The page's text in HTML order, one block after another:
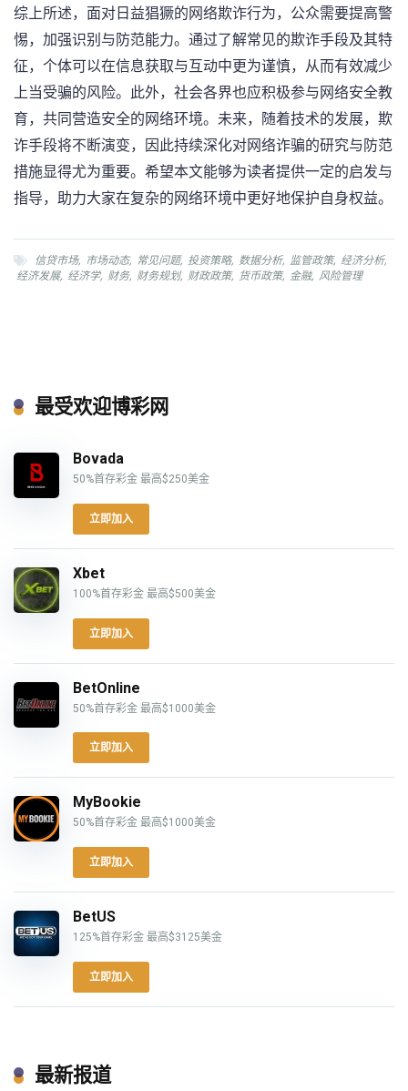
综上所述，面对日益猖獗的网络欺诈行为，公众需要提高警
惕，加强识别与防范能力。通过了解常见的欺诈手段及其特
征，个体可以在信息获取与互动中更为谨慎，从而有效减少
上当受骗的风险。此外，社会各界也应积极参与网络安全教
育，共同营造安全的网络环境。未来，随着技术的发展，欺
诈手段将不断演变，因此持续深化对网络诈骗的研究与防范
措施显得尤为重要。希望本文能够为读者提供一定的启发与
指导，助力大家在复杂的网络环境中更好地保护自身权益。
信贷市场, 市场动态, 常见问题, 投资策略, 数据分析, 监管政策, 经济分析,
经济发展, 经济学, 财务, 财务规划, 财政政策, 货币政策, 金融, 风险管理
最受欢迎博彩网
Bovada
50%首存彩金 最高$250美金
立即加入
Xbet
100%首存彩金 最高$500美金
立即加入
BetOnline
50%首存彩金 最高$1000美金
立即加入
MyBookie
50%首存彩金 最高$1000美金
立即加入
BetUS
125%首存彩金 最高$3125美金
立即加入
最新报道